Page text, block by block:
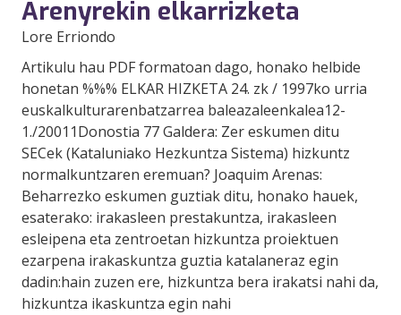
Arenyrekin elkarrizketa
Lore Erriondo
Artikulu hau PDF formatoan dago, honako helbide
honetan %%% ELKAR HIZKETA 24. zk / 1997ko urria
euskalkulturarenbatzarrea baleazaleenkalea12-
1./20011Donostia 77 Galdera: Zer eskumen ditu
SECek (Kataluniako Hezkuntza Sistema) hizkuntz
normalkuntzaren eremuan? Joaquim Arenas:
Beharrezko eskumen guztiak ditu, honako hauek,
esaterako: irakasleen prestakuntza, irakasleen
esleipena eta zentroetan hizkuntza proiektuen
ezarpena irakaskuntza guztia katalaneraz egin
dadin:hain zuzen ere, hizkuntza bera irakatsi nahi da,
hizkuntza ikaskuntza egin nahi